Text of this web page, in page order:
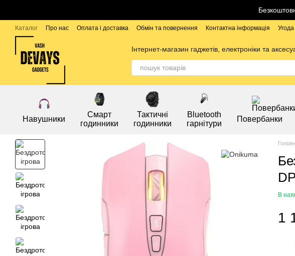
Каталог Про нас Оплата і доставка Обмін та повернення Контактна інформація
Бренди
Інтернет-магазин гаджетів, електроніки та
Навушники
Смарт
годинники
Тактичні
годинники
Bluetooth
гарнітури
Повербанки
В
1